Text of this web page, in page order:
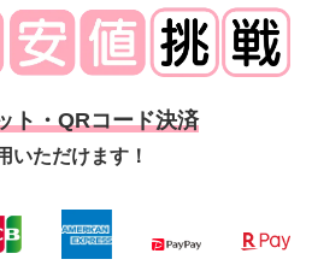
ト・QRコード決済
いただけます！